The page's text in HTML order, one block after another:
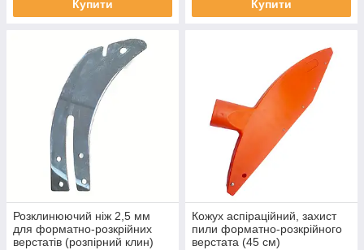
Купити Купити
Розклинюючий ніж 2,5 мм
для форматно-розкрійних
верстатів (розпірний клин)
Кожух аспіраційний, захист
пили форматно-розкрійного
верстата (45 см)